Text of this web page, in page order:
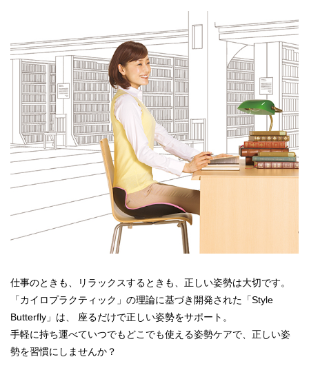
仕事のときも、リラックスするときも、正しい姿勢は大切です。
「カイロプラクティック」の理論に基づき開発された「Style
Butterfly」は、 座るだけで正しい姿勢をサポート。
手軽に持ち運べていつでもどこでも使える姿勢ケアで、正しい姿
勢を習慣にしませんか？